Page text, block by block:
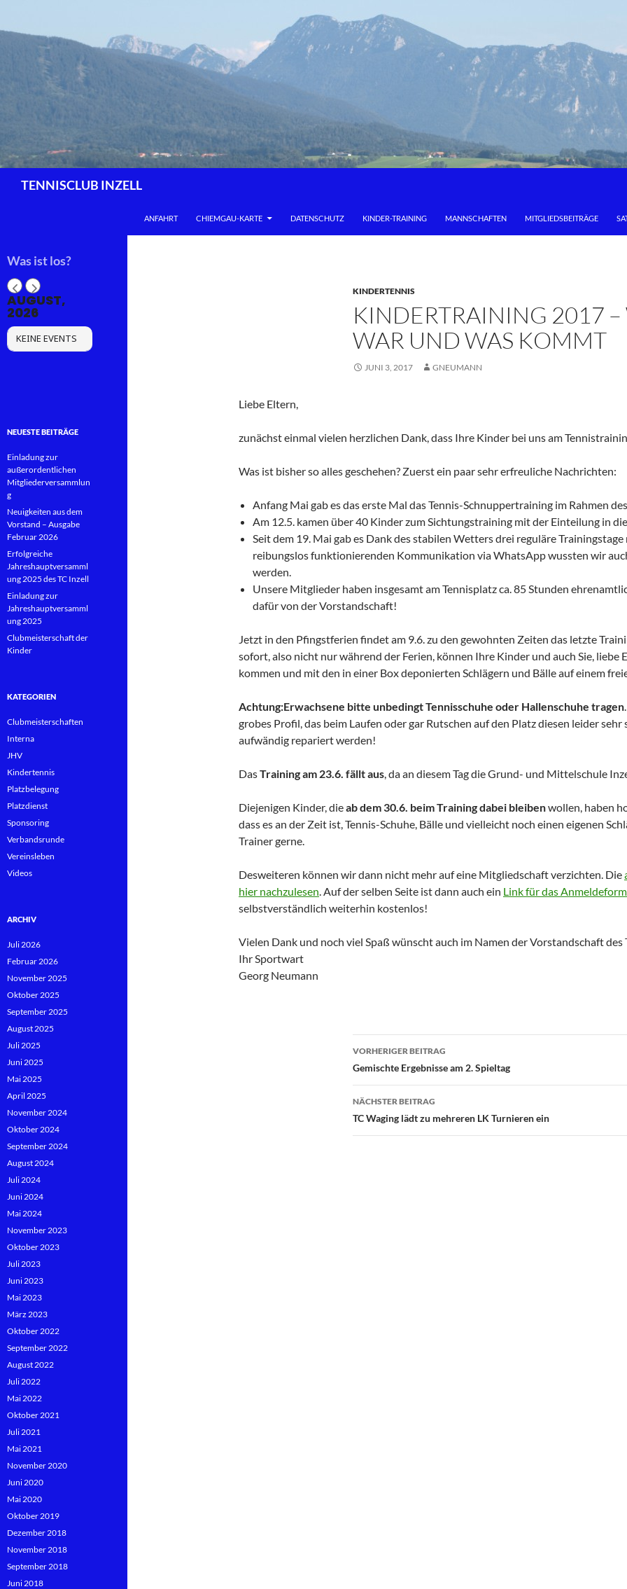
springen
TENNISCLUB INZELL
ANFAHRT CHIEMGAU-KARTE DATENSCHUTZ KINDER-TRAINING MANNSCHAFTEN MITGLIEDSBEITRÄGE
KINDERTENNIS
KINDERTRAINING 2017 –
WAR UND WAS KOMMT
JUNI 3, 2017 GNEUMANN
Liebe Eltern,
zunächst einmal vielen herzlichen Dank, dass Ihre Kinder bei uns am
Was ist bisher so alles geschehen? Zuerst ein paar sehr erfreuliche Nachrichten:
Anfang Mai gab es das erste Mal das Tennis-Schnuppertraining im Rahmen
Am 12.5. kamen über 40 Kinder zum Sichtungstraining mit der Einteilung in
Seit dem 19. Mai gab es Dank des stabilen Wetters drei reguläre
reibungslos funktionierenden Kommunikation via WhatsApp wussten wir
werden.
Unsere Mitglieder haben insgesamt am Tennisplatz ca. 85 Stunden
dafür von der Vorstandschaft!
Jetzt in den Pfingstferien findet am 9.6. zu den gewohnten Zeiten das letzte
sofort, also nicht nur während der Ferien, können Ihre Kinder und auch Sie, liebe
kommen und mit den in einer Box deponierten Schlägern und Bälle auf einem
Achtung:Erwachsene bitte unbedingt Tennisschuhe oder Hallenschuhe tragen
grobes Profil, das beim Laufen oder gar Rutschen auf den Platz diesen leider sehr
aufwändig repariert werden!
DasTraining am 23.6. fällt aus, da an diesem Tag die Grund- und Mittelschule
Diejenigen Kinder, dieab dem 30.6. beim Training dabei bleibenwollen, haben
dass es an der Zeit ist, Tennis-Schuhe, Bälle und vielleicht noch einen eigenen
Trainer gerne.
Desweiteren können wir dann nicht mehr auf eine Mitgliedschaft verzichten. Die
hier nachzulesen. Auf der selben Seite ist dann auch ein Link für das
selbstverständlich weiterhin kostenlos!
Vielen Dank und noch viel Spaß wünscht auch im Namen der Vorstandschaft des
Ihr Sportwart
Georg Neumann
Beitragsnavigation
VORHERIGER BEITRAG
Gemischte Ergebnisse am 2. Spieltag
NÄCHSTER BEITRAG
TC Waging lädt zu mehreren LK Turnieren ein
Was ist los?
AUGUST,
2026
KEINE EVENTS
NEUESTE BEITRÄGE
Einladung zur
außerordentlichen
Mitgliederversammlun
g
Neuigkeiten aus dem
Vorstand – Ausgabe
Februar 2026
Erfolgreiche
Jahreshauptversamml
ung 2025 des TC Inzell
Einladung zur
Jahreshauptversamml
ung 2025
Clubmeisterschaft der
Kinder
KATEGORIEN
Clubmeisterschaften
Interna
JHV
Kindertennis
Platzbelegung
Platzdienst
Sponsoring
Verbandsrunde
Vereinsleben
Videos
ARCHIV
Juli 2026
Februar 2026
November 2025
Oktober 2025
September 2025
August 2025
Juli 2025
Juni 2025
Mai 2025
April 2025
November 2024
Oktober 2024
September 2024
August 2024
Juli 2024
Juni 2024
Mai 2024
November 2023
Oktober 2023
Juli 2023
Juni 2023
Mai 2023
März 2023
Oktober 2022
September 2022
August 2022
Juli 2022
Mai 2022
Oktober 2021
Juli 2021
Mai 2021
November 2020
Juni 2020
Mai 2020
Oktober 2019
Dezember 2018
November 2018
September 2018
Juni 2018